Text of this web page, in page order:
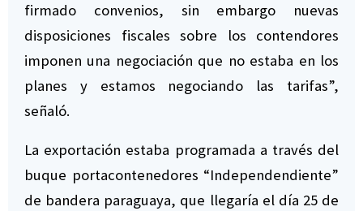
firmado convenios, sin embargo nuevas
disposiciones fiscales sobre los contendores
imponen una negociación que no estaba en los
planes y estamos negociando las tarifas”,
señaló.
La exportación estaba programada a través del
buque portacontenedores “Independendiente”
de bandera paraguaya, que llegaría el día 25 de